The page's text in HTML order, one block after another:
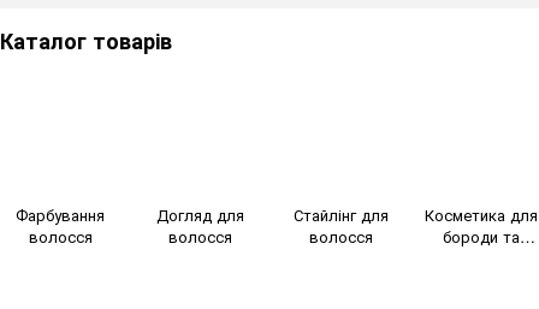
Каталог товарів
Фарбування
волосся
Догляд для
волосся
Стайлінг для
волосся
Косметика для
бороди та